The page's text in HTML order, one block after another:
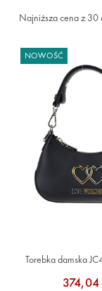
Najniższa cena z
NOWOŚĆ
Torebka damska
374,04